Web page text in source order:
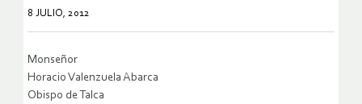
8 JULIO, 2012
Monseñor
Horacio Valenzuela Abarca
Obispo de Talca